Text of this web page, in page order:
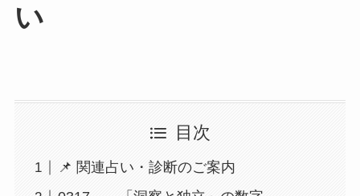
い
目次
📌 関連占い・診断のご案内